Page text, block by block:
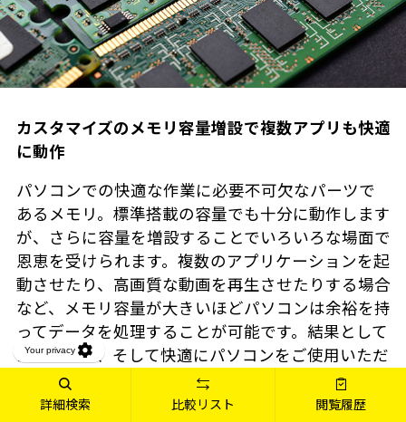
カスタマイズのメモリ容量増設で複数アプリも快適
に動作
パソコンでの快適な作業に必要不可欠なパーツで
あるメモリ。標準搭載の容量でも十分に動作します
が、さらに容量を増設することでいろいろな場面で
恩恵を受けられます。複数のアプリケーションを起
動させたり、高画質な動画を再生させたりする場合
など、メモリ容量が大きいほどパソコンは余裕を持
ってデータを処理することが可能です。結果として
スムーズに、そして快適にパソコンをご使用いただ
けます。
詳細検索 比較リスト 閲覧履歴